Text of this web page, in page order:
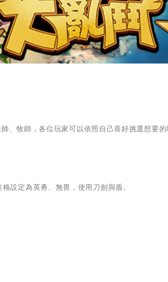
、牧師，各位玩家可以依照自己喜好挑選想要
設定為英勇、無畏，使用刀劍與盾。